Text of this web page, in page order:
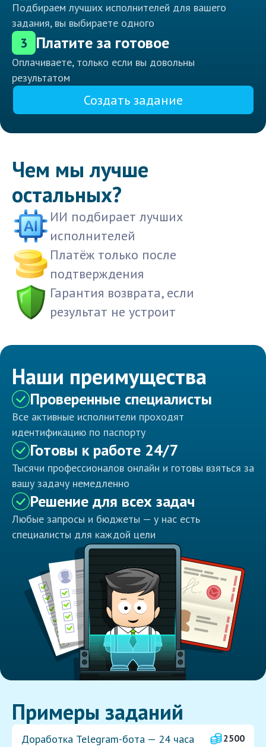
Подбираем лучших исполнителей для вашего
задания, вы выбираете одного
3 Платите за готовое
Оплачиваете, только если вы довольны
результатом
Создать задание
Чем мы лучше
остальных?
ИИ подбирает лучших
исполнителей
Платёж только после
подтверждения
Гарантия возврата, если
результат не устроит
Наши преимущества
Проверенные специалисты
Все активные исполнители проходят
идентификацию по паспорту
Готовы к работе 24/7
Тысячи профессионалов онлайн и готовы взяться за
вашу задачу немедленно
Решение для всех задач
Любые запросы и бюджеты — у нас есть
специалисты для каждой цели
Примеры заданий
Доработка Telegram-бота — 24 часа
2500